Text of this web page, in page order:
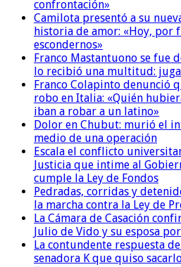
confrontación»
Camilota presentó a su
historia de amor: «Hoy, por
escondernos»
Franco Mastantuono se fue
lo recibió una multitud:
Franco Colapinto denunció
robo en Italia: «Quién
iban a robar a un latino»
Dolor en Chubut: murió el
medio de una operación
Escala el conflicto
Justicia que intime al
cumple la Ley de Fondos
Pedradas, corridas y
la marcha contra la Ley de
La Cámara de Casación
Julio de Vido y su esposa
La contundente respuesta
senadora K que quiso